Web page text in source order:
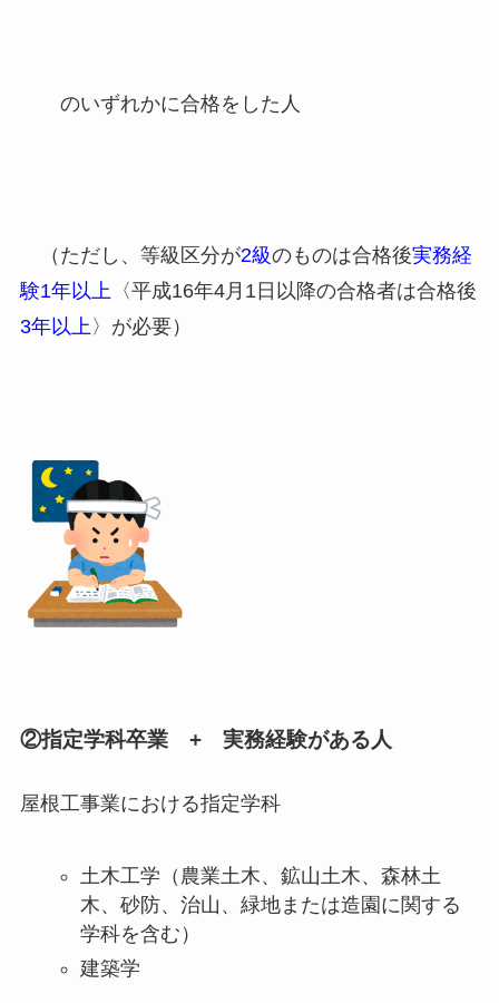
のいずれかに合格をした人
（ただし、等級区分が2級のものは合格後実務経
験1年以上〈平成16年4月1日以降の合格者は合格後
3年以上〉が必要）
②指定学科卒業 + 実務経験がある人
屋根工事業における指定学科
土木工学（農業土木、鉱山土木、森林土
木、砂防、治山、緑地または造園に関する
学科を含む）
建築学